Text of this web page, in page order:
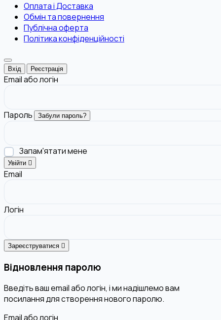
Оплата і Доставка
Обмін та повернення
Публічна оферта
Політика конфіденційності
Вхід Реєстрація
Email або логін
Пароль Забули пароль?
Запам'ятати мене
Увійти
Email
Логін
Зареєструватися
Відновлення паролю
Введіть ваш email або логін, і ми надішлемо вам
посилання для створення нового паролю.
Email або логін